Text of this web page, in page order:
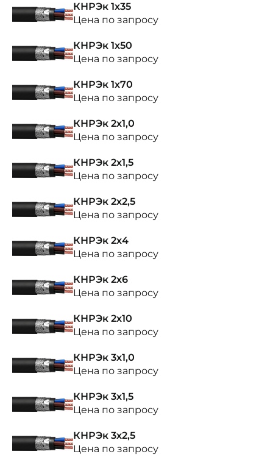
КНРЭк 1х35
Цена по запросу
КНРЭк 1х50
Цена по запросу
КНРЭк 1х70
Цена по запросу
КНРЭк 2х1,0
Цена по запросу
КНРЭк 2х1,5
Цена по запросу
КНРЭк 2х2,5
Цена по запросу
КНРЭк 2х4
Цена по запросу
КНРЭк 2х6
Цена по запросу
КНРЭк 2х10
Цена по запросу
КНРЭк 3х1,0
Цена по запросу
КНРЭк 3х1,5
Цена по запросу
КНРЭк 3х2,5
Цена по запросу